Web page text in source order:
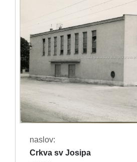
naslov:
Crkva sv Josipa